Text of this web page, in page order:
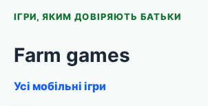
ІГРИ, ЯКИМ ДОВІРЯЮТЬ БАТЬКИ
Farm games
Усі мобільні ігри